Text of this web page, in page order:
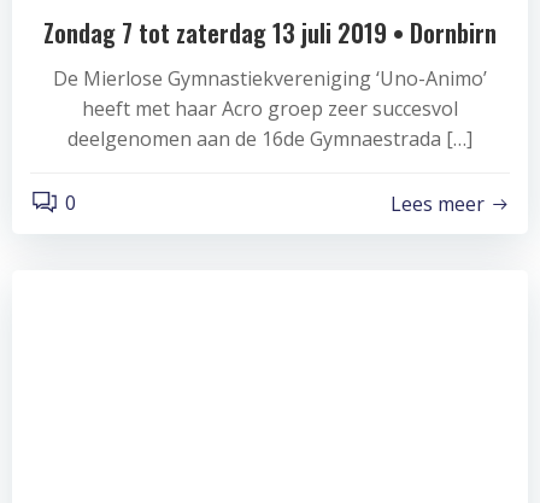
Zondag 7 tot zaterdag 13 juli 2019 • Dornbirn
De Mierlose Gymnastiekvereniging ‘Uno-Animo’
heeft met haar Acro groep zeer succesvol
deelgenomen aan de 16de Gymnaestrada […]
0 Lees meer